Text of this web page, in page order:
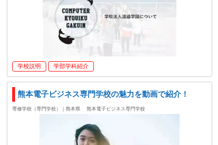
学校説明 学部学科紹介
熊本電子ビジネス専門学校の魅力を動画で紹介！
専修学校（専門学校）｜熊本県 熊本電子ビジネス専門学校